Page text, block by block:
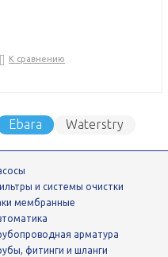
К сравнению
Ebara
Waterstry
фильтры и системы очистки
мембранные
арматура
фитинги и шланги